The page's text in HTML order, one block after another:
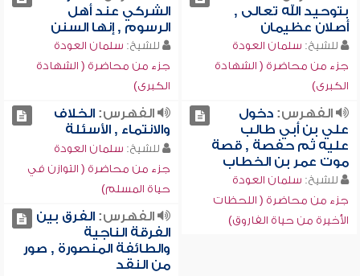
بتوحيد الله تعالى ,
أصلان عظيمان
للشيخ: سلمان العودة
جزء من محاضرة ( الشهادة
الكبرى)
الشركي عند أهل
الرسوم , إنها السنن
للشيخ: سلمان العودة
جزء من محاضرة ( الشهادة
الكبرى)
الفهرس:دخول
علي بن أبي طالب
عليه ثم حفصة , قصة
موت عمر بن الخطاب
للشيخ: سلمان العودة
جزء من محاضرة ( اللحظات
الأخيرة من حياة الفاروق)
الفهرس:الخلاف
والانتماء , الأسئلة
للشيخ: سلمان العودة
جزء من محاضرة ( التوازن في
حياة المسلم)
الفهرس:الفرق بين
الفرقة الناجية
والطائفة المنصورة , صور
من النقد